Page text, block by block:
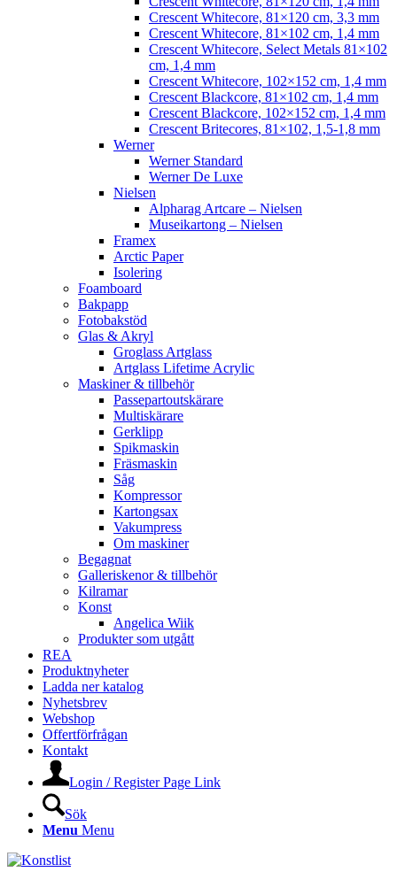
Crescent Whitecore, 81×120 cm, 3,3 mm
Crescent Whitecore, 81×102 cm, 1,4 mm
Crescent Whitecore, Select Metals 81×102
cm, 1,4 mm
Crescent Whitecore, 102×152 cm, 1,4 mm
Crescent Blackcore, 81×102 cm, 1,4 mm
Crescent Blackcore, 102×152 cm, 1,4 mm
Crescent Britecores, 81×102, 1,5-1,8 mm
Werner
Werner Standard
Werner De Luxe
Nielsen
Alpharag Artcare – Nielsen
Museikartong – Nielsen
Framex
Arctic Paper
Isolering
Foamboard
Bakpapp
Fotobakstöd
Glas & Akryl
Groglass Artglass
Artglass Lifetime Acrylic
Maskiner & tillbehör
Passepartoutskärare
Multiskärare
Gerklipp
Spikmaskin
Fräsmaskin
Såg
Kompressor
Kartongsax
Vakumpress
Om maskiner
Begagnat
Galleriskenor & tillbehör
Kilramar
Konst
Angelica Wiik
Produkter som utgått
REA
Produktnyheter
Ladda ner katalog
Nyhetsbrev
Webshop
Offertförfrågan
Kontakt
Login / Register Page Link
Sök
Menu Menu